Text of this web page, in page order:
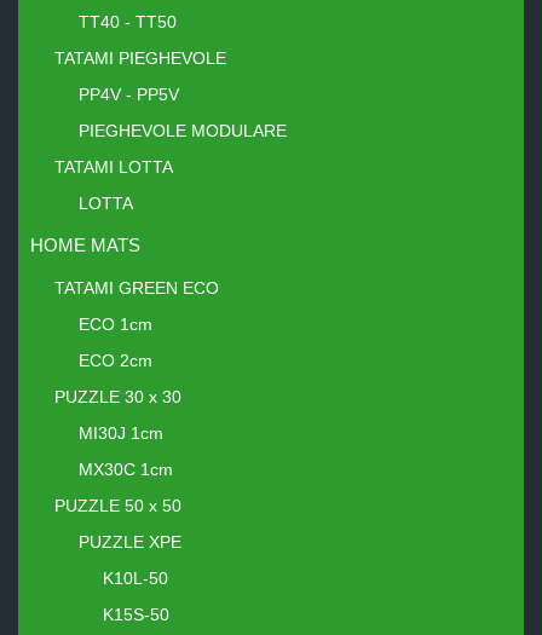
TT40 - TT50
TATAMI PIEGHEVOLE
PP4V - PP5V
PIEGHEVOLE MODULARE
TATAMI LOTTA
LOTTA
HOME MATS
TATAMI GREEN ECO
ECO 1cm
ECO 2cm
PUZZLE 30 x 30
MI30J 1cm
MX30C 1cm
PUZZLE 50 x 50
PUZZLE XPE
K10L-50
K15S-50